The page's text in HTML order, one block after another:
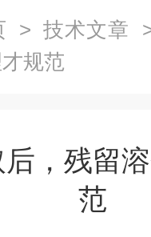
> 技术文章
规范
，残留
范